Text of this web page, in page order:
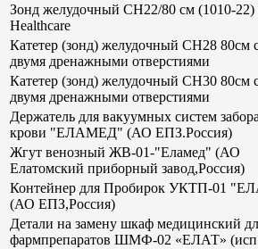
Зонд желудочный СН22/80 см (1010-22)
Healthcare
Катетер (зонд) желудочный СН28 80см
двумя дренажными отверстиями
Катетер (зонд) желудочный СН30 80см
двумя дренажными отверстиями
Держатель для вакуумных систем забора
крови "ЕЛАМЕД" (АО ЕПЗ.Россия)
Жгут венозный ЖВ-01-"Еламед" (АО
Елатомский приборный завод,Россия)
Контейнер для Пробирок УКТП-01
(АО ЕПЗ,Россия)
Детали на замену шкаф медицинский
фармпрепаратов ШМФ-02 «ЕЛАТ»